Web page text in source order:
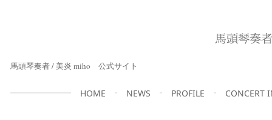
馬頭琴奏者 / 美炎 miho 公式サイト
HOME NEWS PROFILE CONCERT